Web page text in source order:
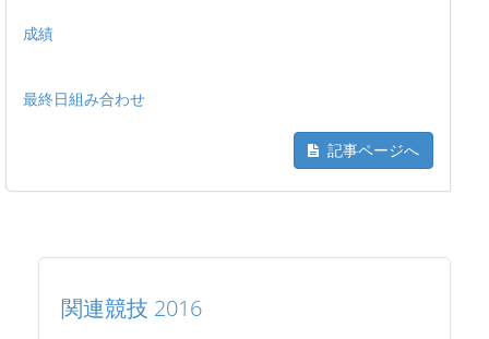
成績
最終日組み合わせ
記事ページへ
関連競技 2016